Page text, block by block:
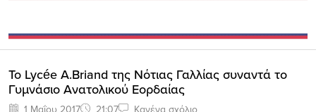
Το Lycée A.Briand της Νότιας Γαλλίας συναντά το
Γυμνάσιο Ανατολικού Εορδαίας
1 Μαΐου 2017 21:07 Κανένα σχόλιο